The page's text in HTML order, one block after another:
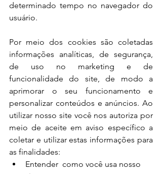
determinado tempo no navegador do
usuário.
Por meio dos cookies são coletadas
informações analíticas, de segurança,
de uso no marketing e de
funcionalidade do site, de modo a
aprimorar o seu funcionamento e
personalizar conteúdos e anúncios. Ao
utilizar nosso site você nos autoriza por
meio de aceite em aviso específico a
coletar e utilizar estas informações para
as finalidades:
Entender  como você usa nosso